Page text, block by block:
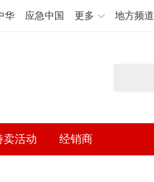
华 应急中国 更多 地方频道
卖活动 经销商